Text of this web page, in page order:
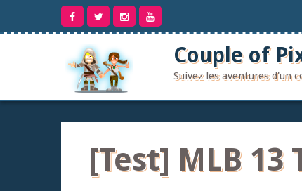
contenu
Couple of
Suivez les aventures d'un
[Test] MLB